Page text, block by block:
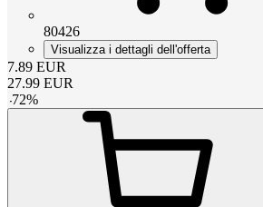
80426
Visualizza i dettagli dell'offerta
7.89 EUR
27.99 EUR
-72%